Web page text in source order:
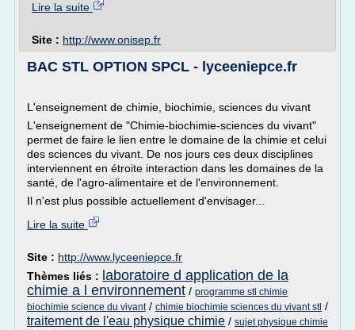
Lire la suite
Site : http://www.onisep.fr
BAC STL OPTION SPCL - lyceeniepce.fr
L'enseignement de chimie, biochimie, sciences du vivant
L'enseignement de "Chimie-biochimie-sciences du vivant"
permet de faire le lien entre le domaine de la chimie et celui
des sciences du vivant. De nos jours ces deux disciplines
interviennent en étroite interaction dans les domaines de la
santé, de l'agro-alimentaire et de l'environnement.
Il n'est plus possible actuellement d'envisager...
Lire la suite
Site : http://www.lyceeniepce.fr
Thèmes liés : laboratoire d application de la
chimie a l environnement / programme stl chimie
biochimie science du vivant/ chimie biochimie sciences du vivant stl /
traitement de l'eau physique chimie / sujet physique chimie